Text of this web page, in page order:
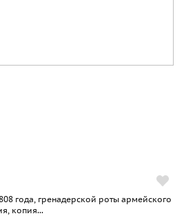
года, гренадерской роты армейского
копия...